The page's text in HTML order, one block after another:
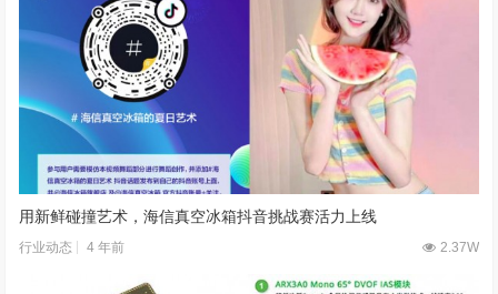
用新鲜碰撞艺术，海信真空冰箱抖音挑战赛活力上线
行业动态 4 年前 2.37W